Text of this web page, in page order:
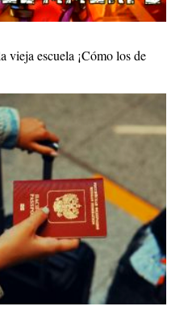
escuela ¡Cómo los de